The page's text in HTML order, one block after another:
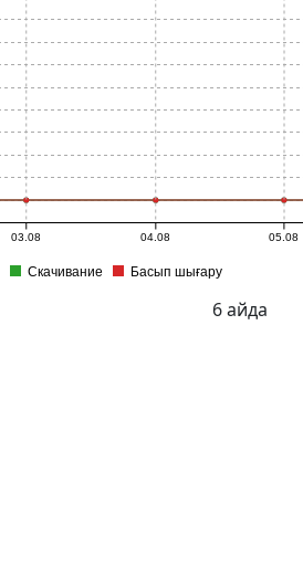
03.08 04.08 05.08
Скачивание Басып шығару
6 айда